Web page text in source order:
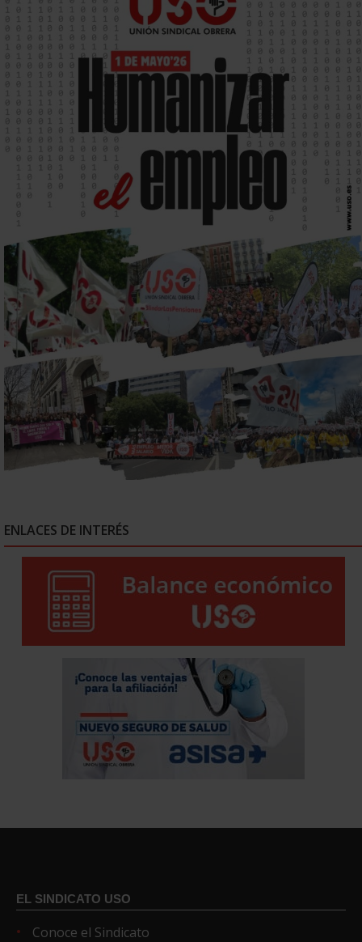
ENLACES DE INTERÉS
EL SINDICATO USO
Conoce el Sindicato